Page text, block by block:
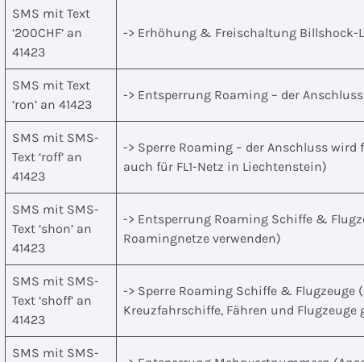
SMS mit Text
‘200CHF’ an
41423
-> Erhöhung & Freischaltung
SMS mit Text
‘ron’ an 41423
-> Entsperrung Roaming – der
SMS mit SMS-
Text ‘roff’ an
41423
-> Sperre Roaming – der Anschluss
auch für FL1-Netz in Liechtenstein)
SMS mit SMS-
Text ‘shon’ an
41423
-> Entsperrung Roaming Schiffe &
Roamingnetze verwenden)
SMS mit SMS-
Text ‘shoff’ an
41423
-> Sperre Roaming Schiffe &
Kreuzfahrschiffe, Fähren und Flugzeuge
SMS mit SMS-